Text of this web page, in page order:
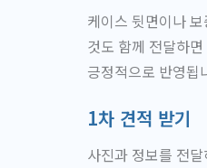
케이스 뒷면이나
것도 함께 전달하
긍정적으로 반영됩
1차 견적 받기
사진과 정보를 전